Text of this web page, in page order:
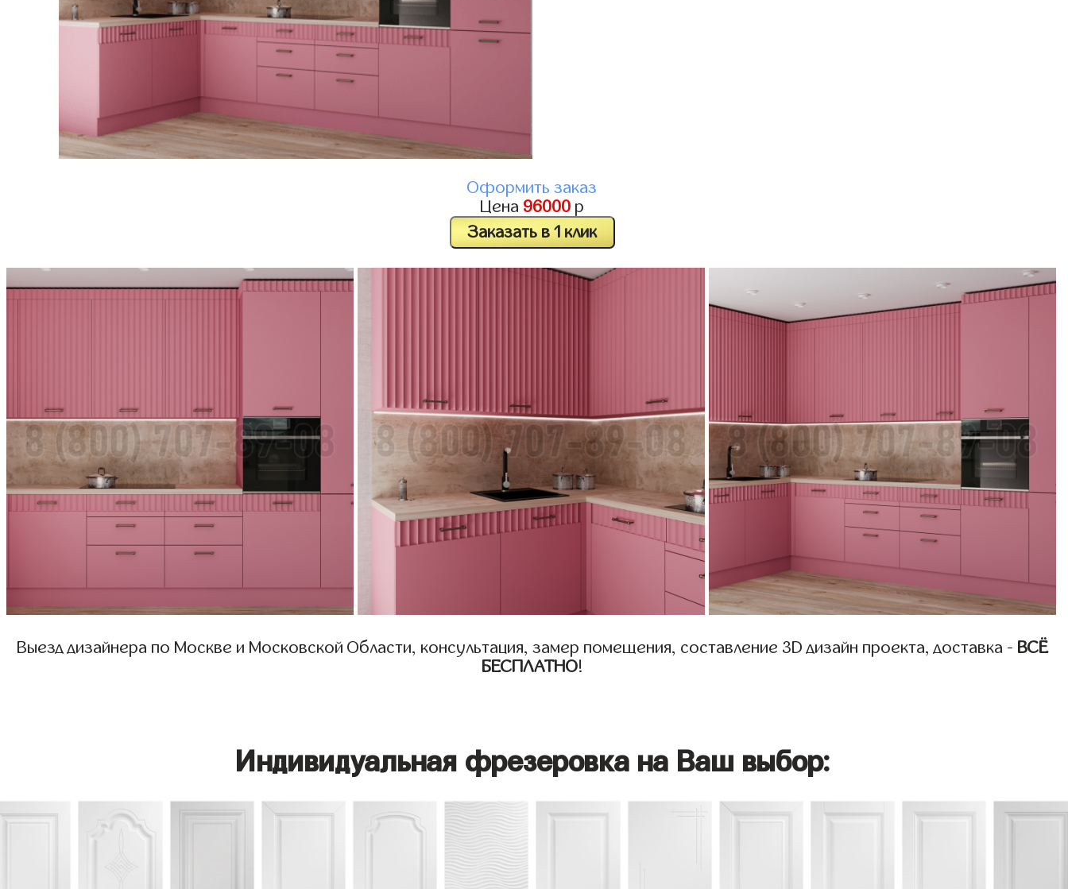
Оформить заказ
Цена 96000 р
Заказать в 1 клик
Выезд дизайнера по Москве и Московской Области, консультация, замер помещения, составление 3D дизайн проекта, доставка - ВСЁ
БЕСПЛАТНО!
Индивидуальная фрезеровка на Ваш выбор: